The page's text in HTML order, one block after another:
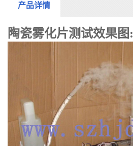
产品详情
陶瓷雾化片测试效果图: